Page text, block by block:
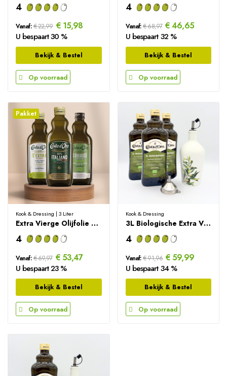
4
Vanaf: € 22,99 € 15,98
U bespaart 30 %
Bekijk & Bestel
Op voorraad
4
Vanaf: € 68,97 € 46,65
U bespaart 32 %
Bekijk & Bestel
Op voorraad
Pakket
Kook & Dressing | 3 Liter
Extra Vierge Olijfolie Proefbox - 3000ml
4
Vanaf: € 69,97 € 53,47
U bespaart 23 %
Bekijk & Bestel
Op voorraad
Kook & Dressing
3L Biologische Extra Vierge Olijfolie +...
4
Vanaf: € 91,96 € 59,99
U bespaart 34 %
Bekijk & Bestel
Op voorraad